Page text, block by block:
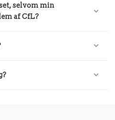
selvom min
af CfL?